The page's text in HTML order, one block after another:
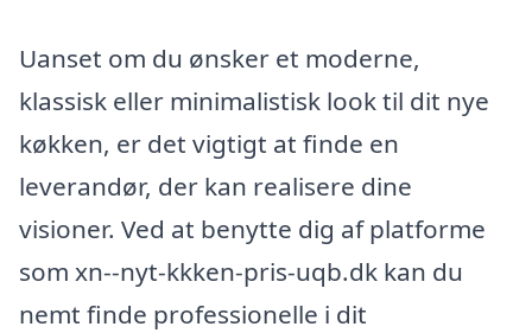
Uanset om du ønsker et moderne,
klassisk eller minimalistisk look til dit nye
køkken, er det vigtigt at finde en
leverandør, der kan realisere dine
visioner. Ved at benytte dig af platforme
som xn--nyt-kkken-pris-uqb.dk kan du
nemt finde professionelle i dit